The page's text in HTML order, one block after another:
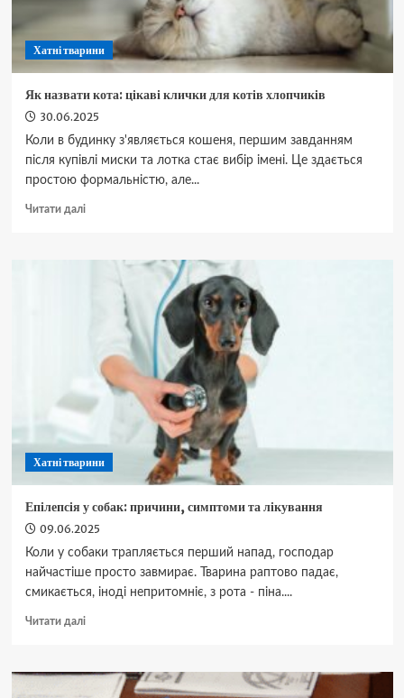
Хатні тварини
Як назвати кота: цікаві клички для котів хлопчиків
30.06.2025
Коли в будинку з'являється кошеня, першим завданням
після купівлі миски та лотка стає вибір імені. Це здається
простою формальністю, але...
Читати даліДокладніше
назвати
хлопчиків
Хатні тварини
Епілепсія у собак: причини, симптоми та лікування
09.06.2025
Коли у собаки трапляється перший напад, господар
найчастіше просто завмирає. Тварина раптово падає,
смикається, іноді непритомніє, з рота - піна....
Читати даліДокладніше
у